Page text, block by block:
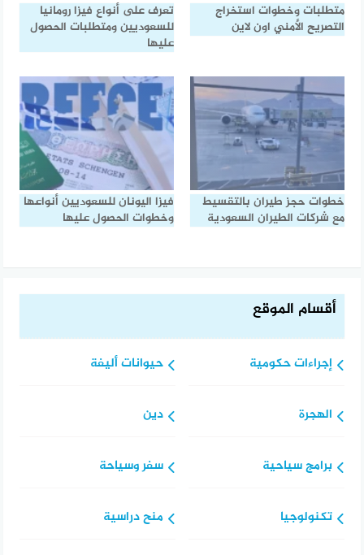
متطلبات وخطوات استخراج
التصريح الأمني اون لاين
تعرف على أنواع فيزا رومانيا
للسعوديين ومتطلبات الحصول
عليها
خطوات حجز طيران بالتقسيط
مع شركات الطيران السعودية
فيزا اليونان للسعوديين أنواعها
وخطوات الحصول عليها
أقسام الموقع
إجراءات حكومية
الهجرة
برامج سياحية
تكنولوجيا
حيوانات أليفة
دين
سفر وسياحة
منح دراسية